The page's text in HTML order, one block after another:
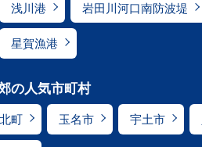
浅川港 岩田川河口南防波堤
星賀漁港
の人気市町村
町 玉名市 宇土市